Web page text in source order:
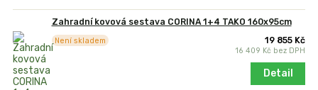
Zahradní kovová sestava CORINA 1+4 TAKO 160x95cm
19 855 Kč
16 409 Kč bez DPH
Není skladem
Detail